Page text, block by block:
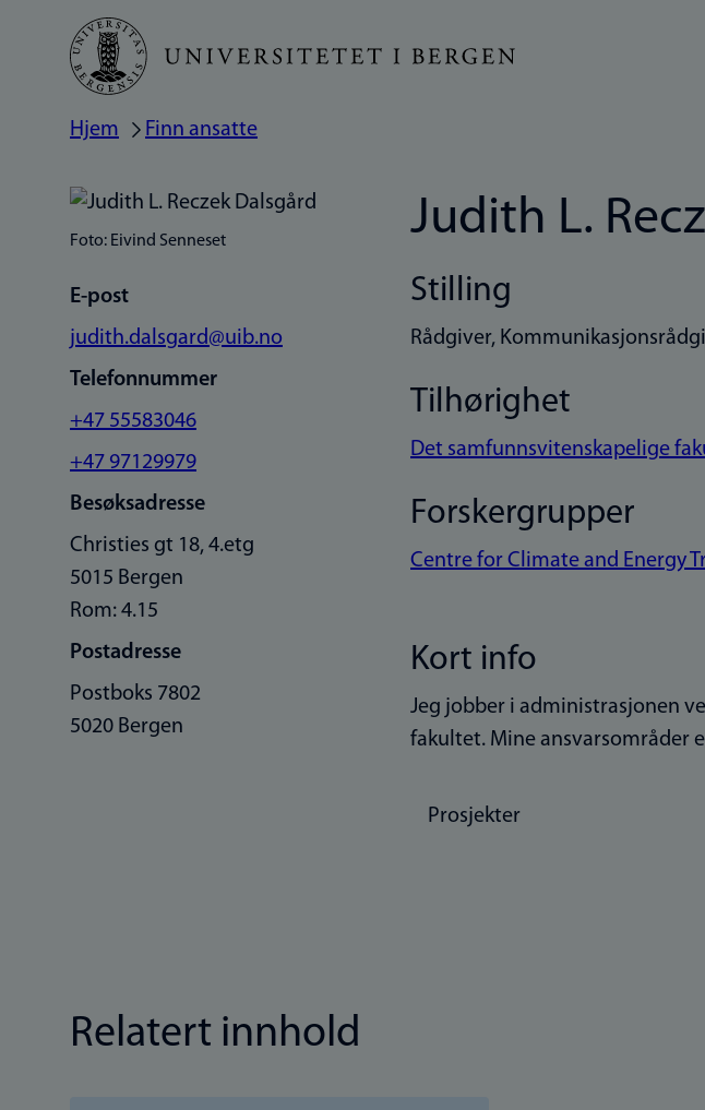
Hopp
hovedinnhold
Navigasjonssti
Hjem Finn ansatte
Foto: Eivind Senneset
E-post
judith.dalsgard@uib.no
Telefonnummer
+47 55583046
+47 97129979
Besøksadresse
Christies gt 18, 4.etg
5015 Bergen
Rom: 4.15
Postadresse
Postboks 7802
5020 Bergen
Judith L.
Stilling
Rådgiver,
Tilhørighet
Det samfunnsvitenskapelige
Forskergrupper
Centre for Climate and Energy
Kort info
Jeg jobber i administrasjonen
fakultet. Mine ansvarsområder
Prosjekter
Relatert innhold